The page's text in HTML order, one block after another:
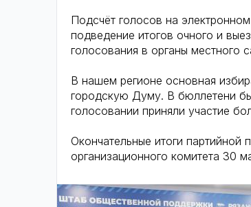
Подсчёт голосов на
подведение итогов очного и
голосования в органы местного
В нашем регионе основная
городскую Думу. В бюллетени
голосовании приняли участие
Окончательные итоги партийной
организационного комитета 30